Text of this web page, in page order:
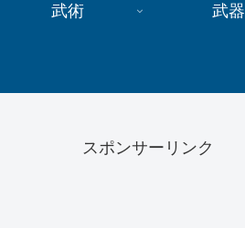
武術 武器
スポンサーリンク